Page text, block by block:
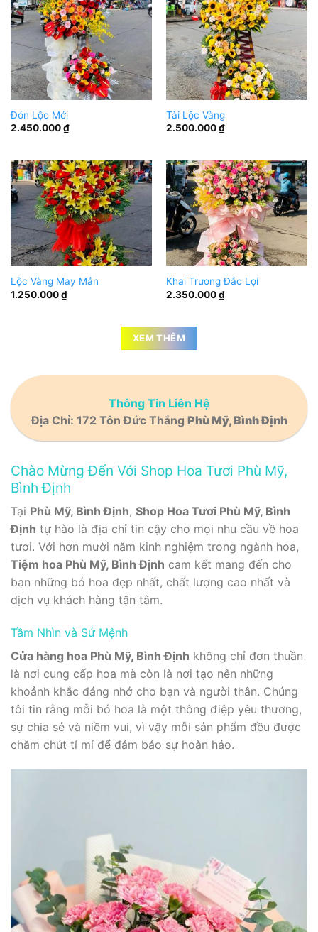
Đón Lộc Mới
2.450.000₫
Tài Lộc Vàng
2.500.000₫
Lộc Vàng May Mắn
1.250.000₫
Khai Trương Đắc Lợi
2.350.000₫
XEM THÊM
Thông Tin Liên Hệ
Địa Chỉ: 172 Tôn Đức Thắng Phù Mỹ, Bình Định
Chào Mừng Đến Với Shop Hoa Tươi Phù Mỹ,
Bình Định
Tại Phù Mỹ, Bình Định, Shop Hoa Tươi Phù Mỹ, Bình
Định tự hào là địa chỉ tin cậy cho mọi nhu cầu về hoa
tươi. Với hơn mười năm kinh nghiệm trong ngành hoa,
Tiệm hoa Phù Mỹ, Bình Định cam kết mang đến cho
bạn những bó hoa đẹp nhất, chất lượng cao nhất và
dịch vụ khách hàng tận tâm.
Tầm Nhìn và Sứ Mệnh
Cửa hàng hoa Phù Mỹ, Bình Định không chỉ đơn thuần
là nơi cung cấp hoa mà còn là nơi tạo nên những
khoảnh khắc đáng nhớ cho bạn và người thân. Chúng
tôi tin rằng mỗi bó hoa là một thông điệp yêu thương,
sự chia sẻ và niềm vui, vì vậy mỗi sản phẩm đều được
chăm chút tỉ mỉ để đảm bảo sự hoàn hảo.